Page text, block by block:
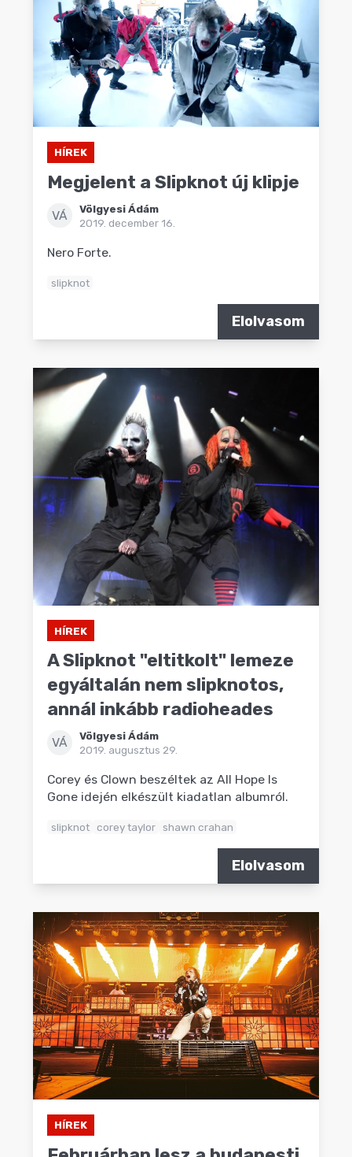
HÍREK
Megjelent a Slipknot új klipje
VÁ
Völgyesi Ádám
2019. december 16.
Nero Forte.
slipknot
Elolvasom
HÍREK
A Slipknot "eltitkolt" lemeze
egyáltalán nem slipknotos,
annál inkább radioheades
VÁ
Völgyesi Ádám
2019. augusztus 29.
Corey és Clown beszéltek az All Hope Is
Gone idején elkészült kiadatlan albumról.
slipknot corey taylor shawn crahan
Elolvasom
HÍREK